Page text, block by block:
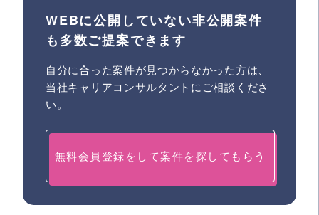
WEBに公開していない非公開案件
も多数ご提案できます
自分に合った案件が見つからなかった方は、
当社キャリアコンサルタントにご相談くださ
い。
無料会員登録をして案件を探してもらう